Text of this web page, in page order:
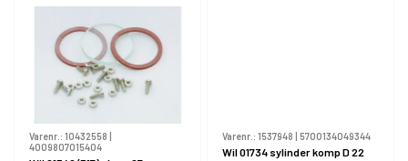
Varenr.: 10432558
4009807015404
Varenr.: 1537948 5700134049344
Wil 01734 sylinder komp D 22